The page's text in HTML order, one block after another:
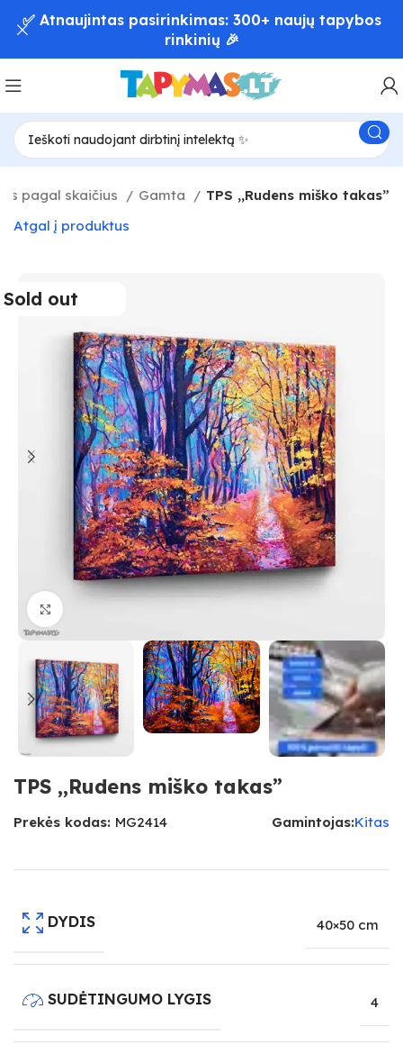
pagal skaičius Gamta
TPS ,,Rudens miško takas”
Atgal į produktus
Sold out
TPS ,,Rudens miško takas”
Prekės kodas: MG2414 Gamintojas:Kitas
DYDIS 40×50 cm
SUDĖTINGUMO LYGIS 4
✅ Atnaujintas pasirinkimas: 300+ naujų tapybos
rinkinių 🎉